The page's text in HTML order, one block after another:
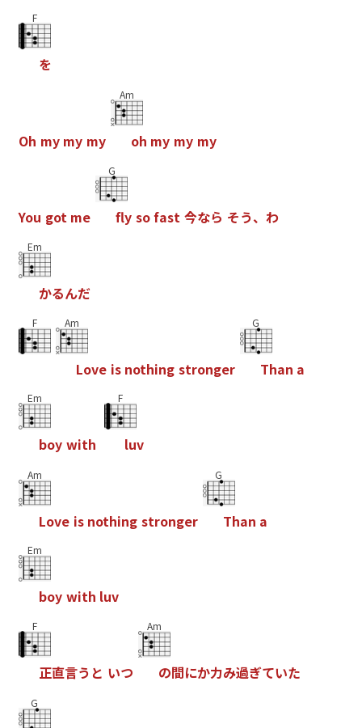
F
を
Oh my my my
Am
oh my my my
You got me
G
fy sofast 今なら そう、 わ
Em
かるんだ
F Am
Love is nothing stronger
G
Than a
Em
boy with
F
luv
Am
Love is nothing stronger
G
Than a
Em
boy with luv
F
正直言う と いつ
Am
の間にか力み過ぎていた
G